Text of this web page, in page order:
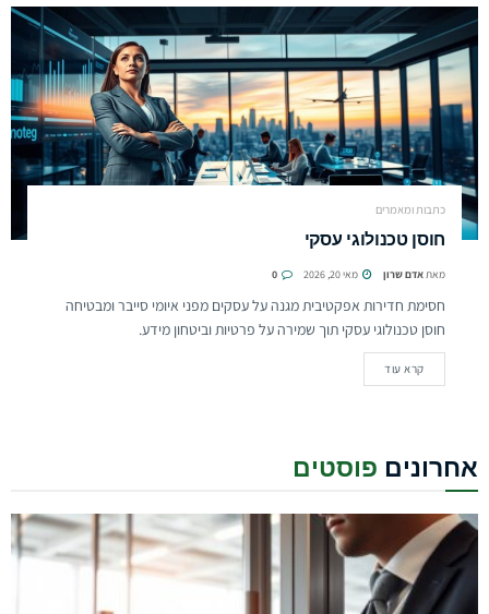
כתבות ומאמרים
חוסן טכנולוגי עסקי
מאתאדם שרון מאי 20, 2026
חסימת חדירות אפקטיבית מגנה על עסקים מפני איומי סייבר ומבטיחה
חוסן טכנולוגי עסקי תוך שמירה על פרטיות וביטחון מידע.
קרא עוד
אחרונים פוסטים